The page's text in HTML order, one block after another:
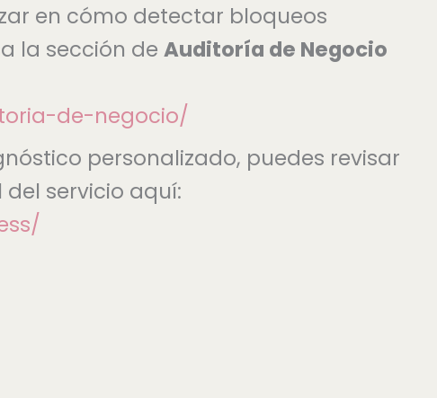
en cómo detectar bloqueos
la sección de Auditoría de Negocio
de-negocio/
personalizado, puedes revisar
servicio aquí: